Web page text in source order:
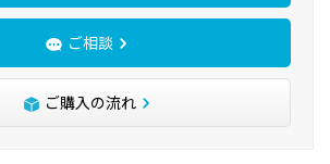
ご相談
ご購入の流れ